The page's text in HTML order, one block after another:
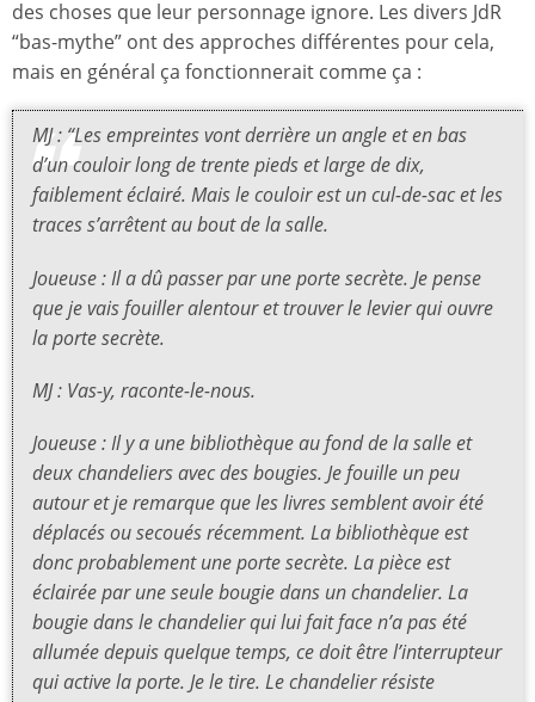
des choses que leur personnage ignore. Les divers JdR
“bas-mythe” ont des approches différentes pour cela,
mais en général ça fonctionnerait comme ça :
MJ : “Les empreintes vont derrière un angle et en bas
d’un couloir long de trente pieds et large de dix,
faiblement éclairé. Mais le couloir est un cul-de-sac et les
traces s’arrêtent au bout de la salle.
Joueuse : Il a dû passer par une porte secrète. Je pense
que je vais fouiller alentour et trouver le levier qui ouvre
la porte secrète.
MJ : Vas-y, raconte-le-nous.
Joueuse : Il y a une bibliothèque au fond de la salle et
deux chandeliers avec des bougies. Je fouille un peu
autour et je remarque que les livres semblent avoir été
déplacés ou secoués récemment. La bibliothèque est
donc probablement une porte secrète. La pièce est
éclairée par une seule bougie dans un chandelier. La
bougie dans le chandelier qui lui fait face n’a pas été
allumée depuis quelque temps, ce doit être l’interrupteur
qui active la porte. Je le tire. Le chandelier résiste